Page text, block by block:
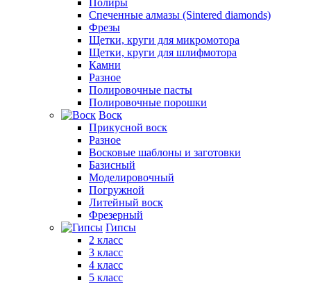
Полиры
Спеченные алмазы (Sintered diamonds)
Фрезы
Щетки, круги для микромотора
Щетки, круги для шлифмотора
Камни
Разное
Полировочные пасты
Полировочные порошки
Воск
Прикусной воск
Разное
Восковые шаблоны и заготовки
Базисный
Моделировочный
Погружной
Литейный воск
Фрезерный
Гипсы
2 класс
3 класс
4 класс
5 класс